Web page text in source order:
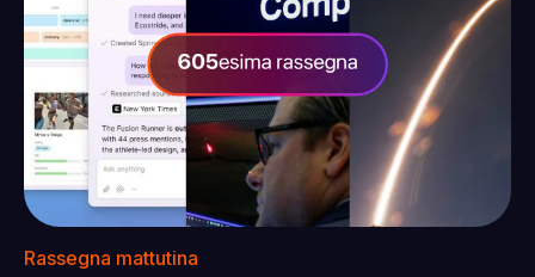
Rassegna mattutina